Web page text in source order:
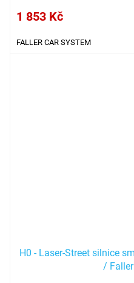
1 853 Kč
FALLER CAR SYSTEM
H0 - Laser-Street silnice
/